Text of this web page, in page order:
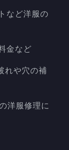
など洋服の
金など
れや穴の補
洋服修理に